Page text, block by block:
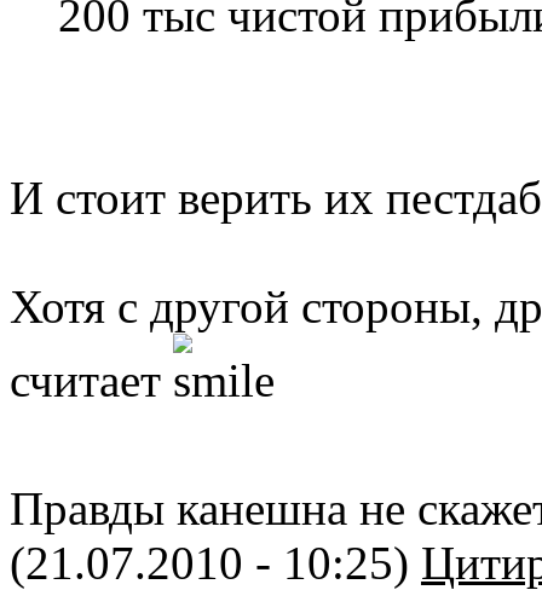
200 тыс чистой
И стоит верить их
Хотя с другой стороны,
считает
Правды канешна не
(21.07.2010 - 10:25)